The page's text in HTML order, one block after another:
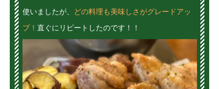
使いましたが、
どの料理も美味しさがグレードアッ
プ！ 直ぐにリピートしたのです！！